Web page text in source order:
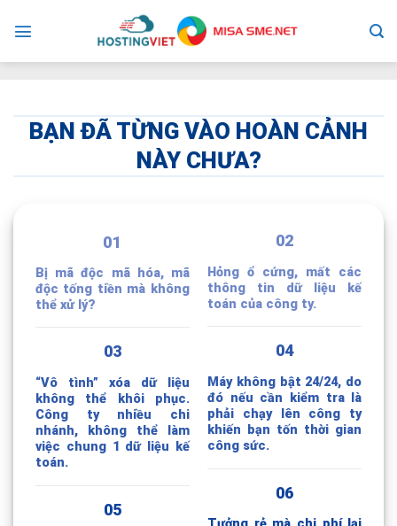
BẠN ĐÃ TỪNG VÀO HOÀN CẢNH
NÀY CHƯA?
01
Bị mã độc mã hóa, mã
độc tống tiền mà không
thể xử lý?
03
“Vô tình” xóa dữ liệu
không thể khôi phục.
Công ty nhiều chi
nhánh, không thể làm
việc chung 1 dữ liệu kế
toán.
05
02
Hỏng ổ cứng, mất các
thông tin dữ liệu kế
toán của công ty.
04
Máy không bật 24/24, do
đó nếu cần kiểm tra là
phải chạy lên công ty
khiến bạn tốn thời gian
công sức.
06